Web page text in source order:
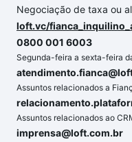
Negociação de taxa ou
loft.vc/
0800 001 6003
Segunda-feira a sexta-feira
Assuntos relacionados a
Assuntos relacionados ao
imprensa@loft.com.br